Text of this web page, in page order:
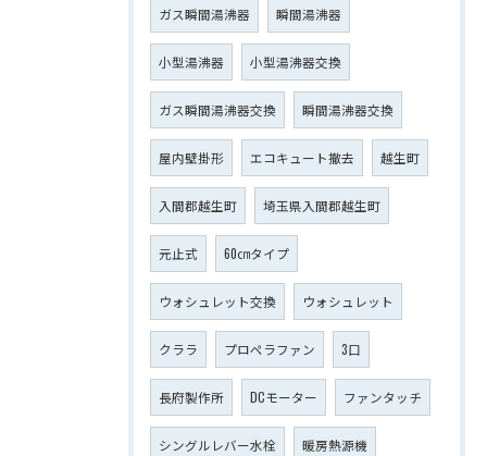
ガス瞬間湯沸器 瞬間湯沸器
小型湯沸器 小型湯沸器交換
ガス瞬間湯沸器交換 瞬間湯沸器交換
屋内壁掛形 エコキュート撤去 越生町
入間郡越生町 埼玉県入間郡越生町
元止式 60㎝タイプ
ウォシュレット交換 ウォシュレット
クララ プロペラファン 3口
長府製作所 DCモーター ファンタッチ
シングルレバー水栓 暖房熱源機